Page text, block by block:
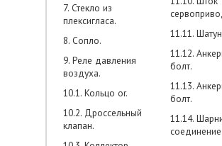
7. Стекло из
плексигласа.
8. Сопло.
9. Реле давления
воздуха.
10.1. Кольцо or.
10.2. Дроссельный
клапан.
11.11.
11.12.
болт.
11.13.
болт.
11.14.
соединение.